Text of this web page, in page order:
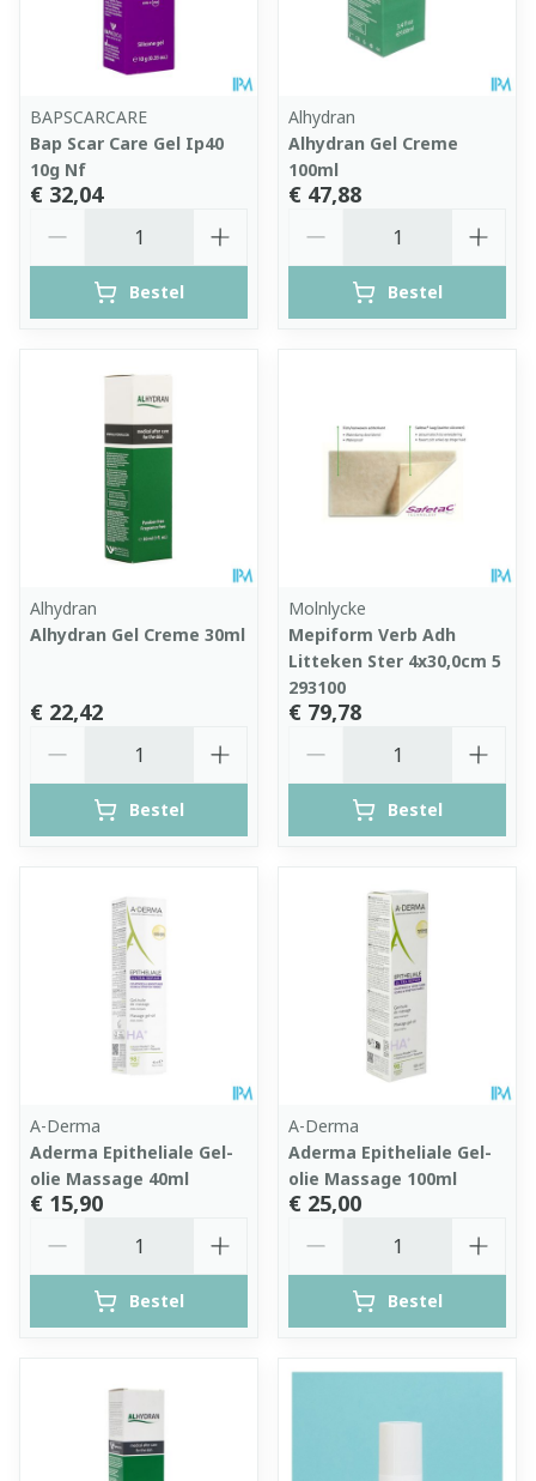
BAPSCARCARE
Bap Scar Care Gel Ip40
10g Nf
€ 32,04
Bestel
Alhydran
Alhydran Gel Creme
100ml
€ 47,88
Bestel
Alhydran
Alhydran Gel Creme 30ml
€ 22,42
Bestel
Molnlycke
Mepiform Verb Adh
Litteken Ster 4x30,0cm 5
293100
€ 79,78
Bestel
A-Derma
Aderma Epitheliale Gel-
olie Massage 40ml
€ 15,90
Bestel
A-Derma
Aderma Epitheliale Gel-
olie Massage 100ml
€ 25,00
Bestel